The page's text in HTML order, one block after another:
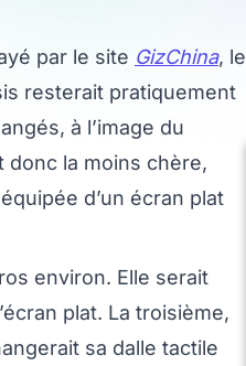
par le site GizChina, le
resterait pratiquement
à l’image du
donc la moins chère,
d’un écran plat
environ. Elle serait
plat. La troisième,
sa dalle tactile